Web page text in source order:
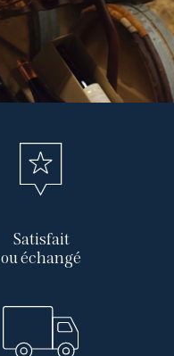
Satisfait
ou échangé